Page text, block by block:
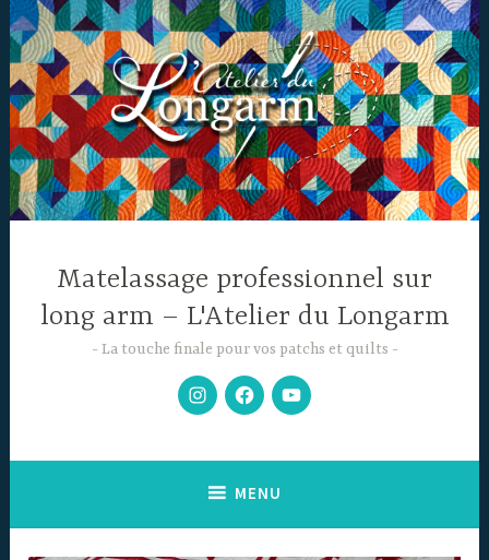
Accéder
au
contenu
principal
Matelassage professionnel sur
long arm – L'Atelier du Longarm
La touche finale pour vos patchs et quilts
Mon
Instagram
Facebook
Chaine
YouTube
MENU